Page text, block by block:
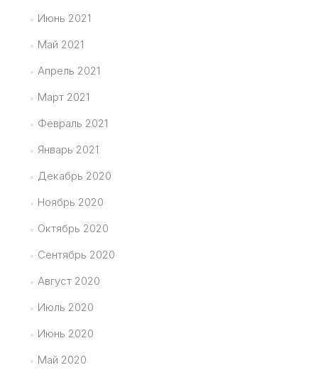
Июнь 2021
Май 2021
Апрель 2021
Март 2021
Февраль 2021
Январь 2021
Декабрь 2020
Ноябрь 2020
Октябрь 2020
Сентябрь 2020
Август 2020
Июль 2020
Июнь 2020
Май 2020